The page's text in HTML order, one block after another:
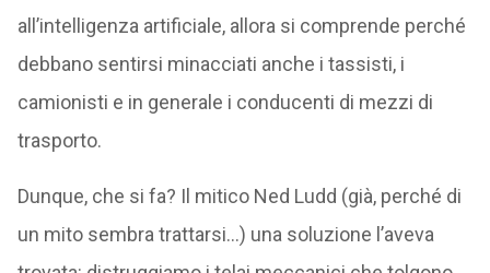
all’intelligenza artificiale, allora si comprende perché
debbano sentirsi minacciati anche i tassisti, i
camionisti e in generale i conducenti di mezzi di
trasporto.
Dunque, che si fa? Il mitico Ned Ludd (già, perché di
un mito sembra trattarsi…) una soluzione l’aveva